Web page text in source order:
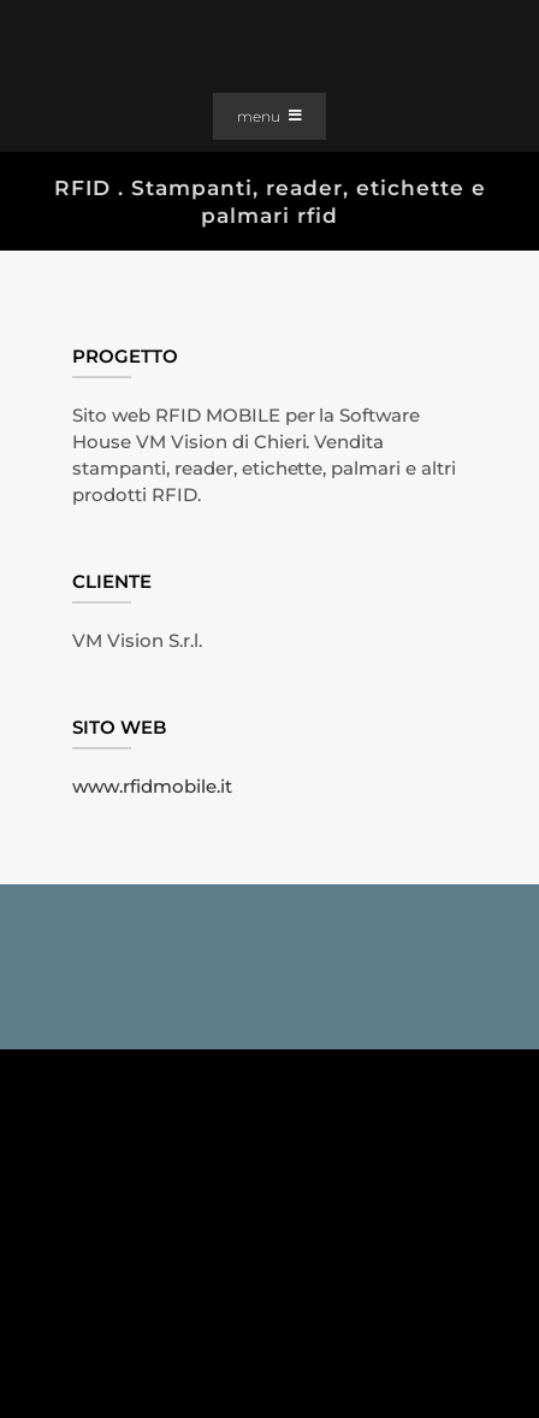
menu
SOLUZIONI WEB
RFID . Stampanti, reader, etichette e
palmari rfid
PROGETTO
Sito web RFID MOBILE per la Software
House VM Vision di Chieri. Vendita
stampanti, reader, etichette, palmari e altri
prodotti RFID.
CLIENTE
VM Vision S.r.l.
SITO WEB
www.rfidmobile.it